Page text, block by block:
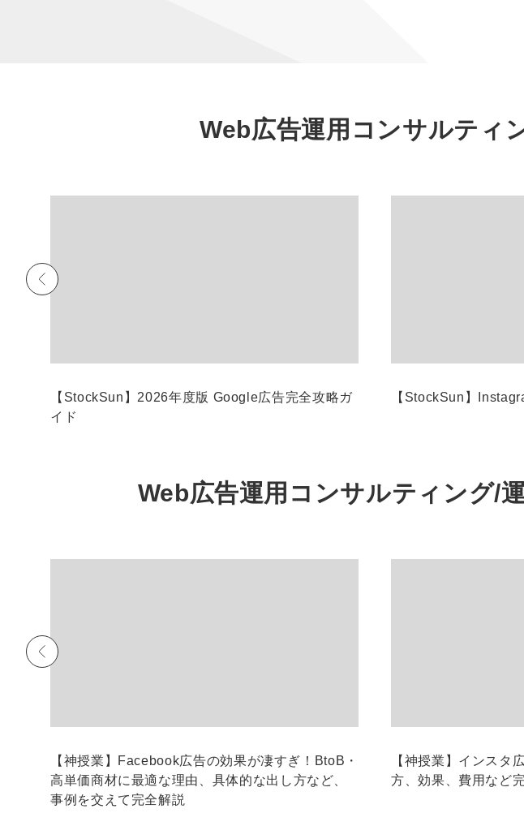
常勤監査役
募集要項一覧
Web広告運用コンサルティ
【StockSun】2026年度版 Google広告完全攻略ガ
イド
【StockSun】
Web広告運用コンサルティング/
【神授業】Facebook広告の効果が凄すぎ！BtoB・
高単価商材に最適な理由、具体的な出し方など、
事例を交えて完全解説
【神授業】インスタ
方、効果、費用など